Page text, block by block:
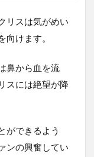
リスは気がめい
けます。
鼻から血を流
スには絶望が降
ができるよう
ンの興奮してい